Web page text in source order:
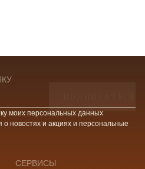
СЕРВИСЫ
моих персональных данных
новостях и акциях и персональные